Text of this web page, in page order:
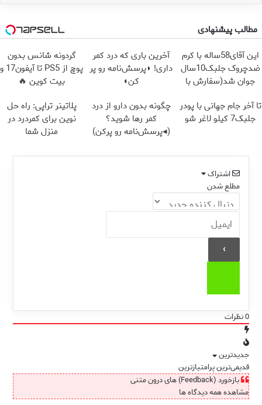
مطالب پیشنهادی
این آقای58ساله با کرم
ضدچروک جلبک10سال
جوان شد(سفارش با
آخرین باری که درد کمر
داری! ◗پرسش‌نامه رو پر
کن◖
گردونه شانس بدون
پوچ از PS5 تا آیفون17 و
بیت کوین 🔥
تا آخر جام جهانی با پودر
جلبک7 کیلو لاغر شو
چگونه بدون دارو از درد
کمر رها شوید؟
(◂پرسش‌نامه رو پرکن)
پلاتینر تراپی: راه حل
نوین برای کمردرد در
منزل شما
اشتراک
مطلع شدن
0نظرات
جدیدترین
قدیمی‌ترینپرامتیازترین
بازخورد (Feedback) های درون متنی
مشاهده همه دیدگاه ها